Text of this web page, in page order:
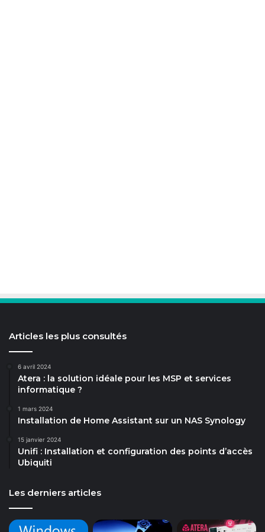
Articles les plus consultés
6 avril 2024
Atera : la solution idéale pour les MSP et services
informatique ?
1 mars 2024
Installation de Home Assistant sur un NAS Synology
15 janvier 2024
Unifi : Installation et configuration des points d’accès
Ubiquiti
Les derniers articles